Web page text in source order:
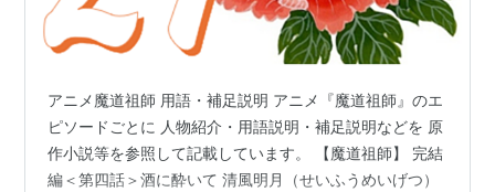
アニメ魔道祖師 用語・補足説明 アニメ『魔道祖師』のエ
ピソードごとに 人物紹介・用語説明・補足説明などを 原
作小説等を参照して記載しています。 【魔道祖師】 完結
編＜第四話＞酒に酔いて 清風明月（せいふうめいげつ）